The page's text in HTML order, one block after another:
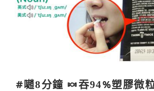
#𡁻8分鐘 🍬吞94%塑膠微